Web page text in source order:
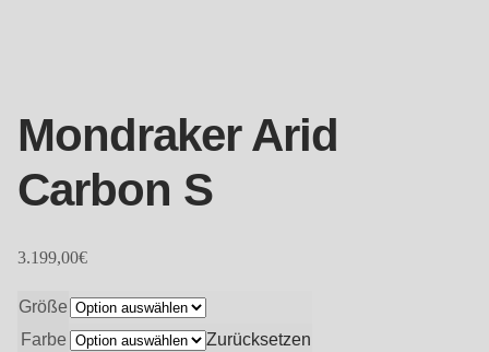
Mondraker Arid
Carbon S
3.199,00€
Größe
Farbe
Zurücksetzen